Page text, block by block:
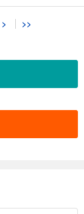
> >>